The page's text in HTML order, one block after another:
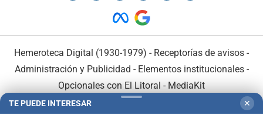
Hemeroteca Digital (1930-1979) - Receptorías de avisos -
Administración y Publicidad - Elementos institucionales-
Opcionales con El Litoral - MediaKit
TE PUEDE INTERESAR ✕